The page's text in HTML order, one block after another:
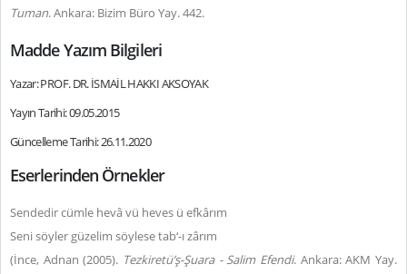
Tuman. Ankara: Bizim Büro Yay. 442.
Madde Yazım Bilgileri
Yazar: PROF. DR. İSMAİL HAKKI AKSOYAK
Yayın Tarihi: 09.05.2015
Güncelleme Tarihi: 26.11.2020
Eserlerinden Örnekler
Sendedir cümle hevâ vü heves ü efkârım
Seni söyler güzelim söylese tab‘-ı zârım
(İnce, Adnan (2005). Tezkiretü’ş-Şuara - Salim Efendi. Ankara: AKM Yay.